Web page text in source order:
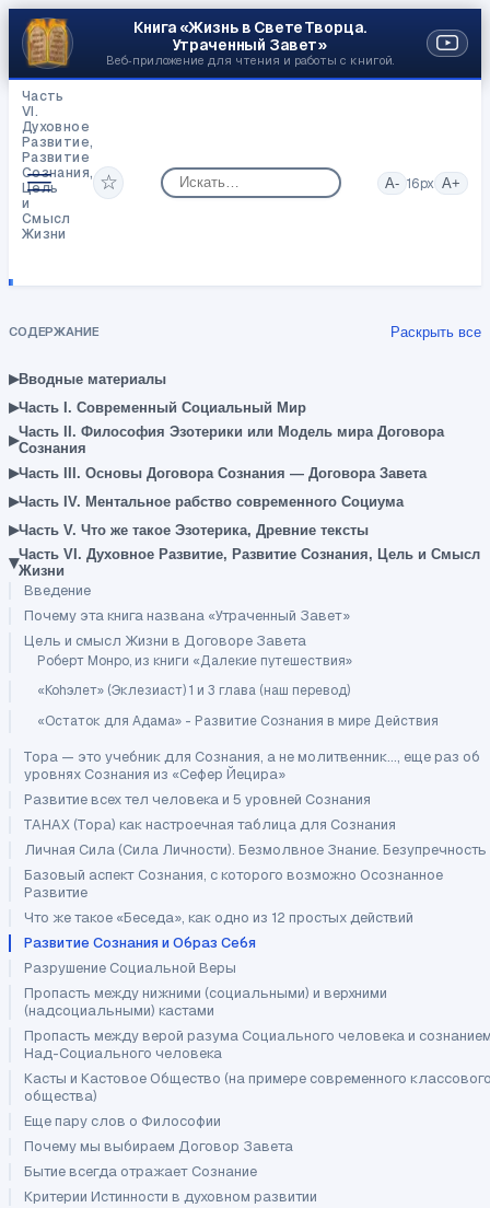
Книга «Жизнь в Свете Творца.
Утраченный Завет»
Веб‑приложение для чтения и работы с книгой.
Часть
VI.
Духовное
Развитие,
Развитие
Сознания,
Цель
и
Смысл
Жизни
и
☆ A- 16px A+
СОДЕРЖАНИЕ Раскрыть все
▸Вводные материалы
▸Часть I. Современный Социальный Мир
▸Часть II. Философия Эзотерики или Модель мира Договора
Сознания
▸Часть III. Основы Договора Сознания — Договора Завета
▸Часть IV. Ментальное рабство современного Социума
▸Часть V. Что же такое Эзотерика, Древние тексты
▾Часть VI. Духовное Развитие, Развитие Сознания, Цель и Смысл
Жизни
Введение
Почему эта книга названа «Утраченный Завет»
Цель и смысл Жизни в Договоре Завета
Роберт Монро, из книги «Далекие путешествия»
«Коhэлет» (Эклезиаст) 1 и 3 глава (наш перевод)
«Остаток для Адама» - Развитие Сознания в мире Действия
Тора — это учебник для Сознания, а не молитвенник..., еще раз об
уровнях Сознания из «Сефер Йецира»
Развитие всех тел человека и 5 уровней Сознания
ТАНАХ (Тора) как настроечная таблица для Сознания
Личная Сила (Сила Личности). Безмолвное Знание. Безупречность
Базовый аспект Сознания, с которого возможно Осознанное
Развитие
Что же такое «Беседа», как одно из 12 простых действий
Развитие Сознания и Образ Себя
Разрушение Социальной Веры
Пропасть между нижними (социальными) и верхними
(надсоциальными) кастами
Пропасть между верой разума Социального человека и
Над-Социального человека
Касты и Кастовое Общество (на примере современного
общества)
Еще пару слов о Философии
Почему мы выбираем Договор Завета
Бытие всегда отражает Сознание
Критерии Истинности в духовном развитии